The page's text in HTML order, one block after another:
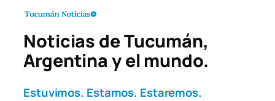
Noticias de Tucumán,
Argentina y el mundo.
Estuvimos. Estamos. Estaremos.